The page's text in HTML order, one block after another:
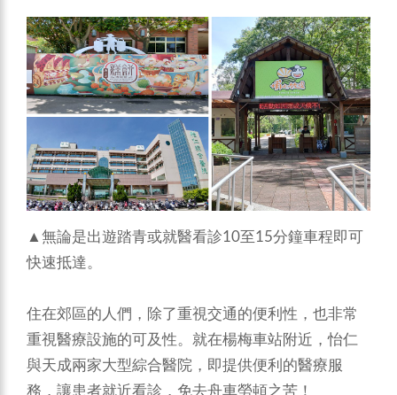
▲無論是出遊踏青或就醫看診10至15分鐘車程即可
快速抵達。
住在郊區的人們，除了重視交通的便利性，也非常
重視醫療設施的可及性。就在楊梅車站附近，怡仁
與天成兩家大型綜合醫院，即提供便利的醫療服
務，讓患者就近看診，免去舟車勞頓之苦！